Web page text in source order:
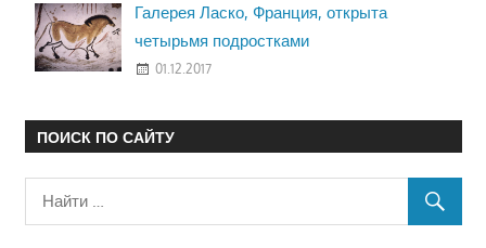
Галерея Ласко, Франция, открыта
четырьмя подростками
01.12.2017
ПОИСК ПО САЙТУ